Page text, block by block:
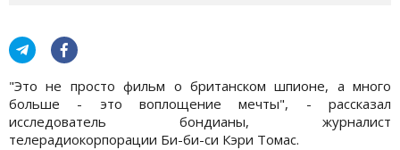
"Это не просто фильм о британском шпионе, а много
больше - это воплощение мечты", - рассказал
исследователь бондианы, журналист
телерадиокорпорации Би-би-си Кэри Томас.